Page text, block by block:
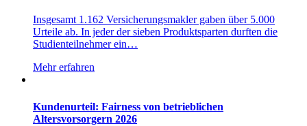
Insgesamt 1.162 Versicherungsmakler gaben über 5.000
Urteile ab. In jeder der sieben Produktsparten durften die
Studienteilnehmer ein…
Mehr erfahren
Kundenurteil: Fairness von betrieblichen
Altersvorsorgern 2026